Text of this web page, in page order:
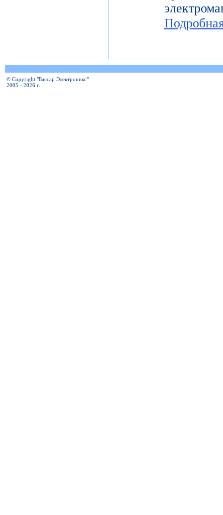
© Copyright "Бассар Электроникс"
2005 - 2026 г.